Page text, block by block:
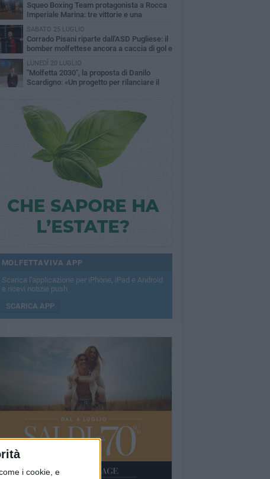
i cookie, e
Squeo Boxing Team protagonista a Rocca
Imperiale Marina: tre vittorie e una
SABATO 25 LUGLIO
Corrado Pisani riparte dall'ASD Pugliese: il
bomber molfettese ancora a caccia di gol e
record
LUNEDÌ 20 LUGLIO
"Molfetta 2030", la proposta di Danilo
Scardigno: «Un progetto per rilanciare il
MOLFETTAVIVA APP
Scarica l'applicazione per iPhone, iPad e Android
e ricevi notizie push
SCARICA APP